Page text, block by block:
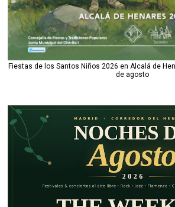
Fiestas de los Santos Niños 2026 en Alcalá de
de agosto